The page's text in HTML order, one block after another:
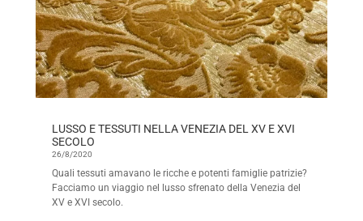
LUSSO E TESSUTI NELLA VENEZIA DEL XV E XVI
SECOLO
26/8/2020
Quali tessuti amavano le ricche e potenti famiglie patrizie?
Facciamo un viaggio nel lusso sfrenato della Venezia del
XV e XVI secolo.